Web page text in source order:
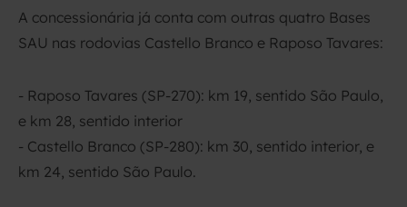
A concessionária já conta com outras quatro Bases
SAU nas rodovias Castello Branco e Raposo Tavares:
- Raposo Tavares (SP-270): km 19, sentido São Paulo,
e km 28, sentido interior
- Castello Branco (SP-280): km 30, sentido interior, e
km 24, sentido São Paulo.